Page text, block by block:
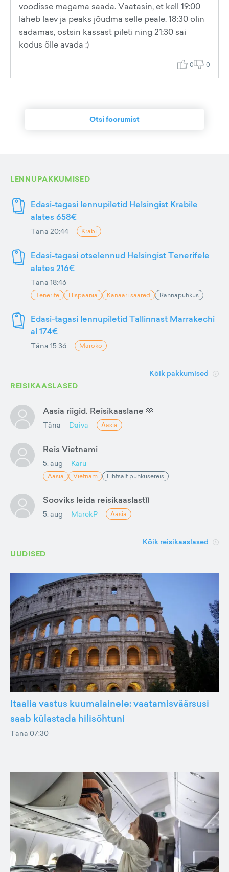
voodisse magama saada. Vaatasin, et kell 19:00
läheb laev ja peaks jõudma selle peale. 18:30 olin
sadamas, ostsin kassast pileti ning 21:30 sai
kodus õlle avada :)
0 0
Otsi foorumist
LENNUPAKKUMISED
Edasi-tagasi lennupiletid Helsingist Krabile
alates 658€
Täna 20:44 Krabi
Edasi-tagasi otselennud Helsingist Tenerifele
alates 216€
Täna 18:46
Tenerife Hispaania Kanaari saared Rannapuhkus
Edasi-tagasi lennupiletid Tallinnast Marrakechi
al 174€
Täna 15:36 Maroko
Kõik pakkumised
REISIKAASLASED
Aasia riigid. Reisikaaslane 🫶
Täna Daiva Aasia
Reis Vietnami
5. aug Karu
Aasia Vietnam Lihtsalt puhkusereis
Sooviks leida reisikaaslast))
5. aug MarekP Aasia
Kõik reisikaaslased
UUDISED
Itaalia vastus kuumalainele: vaatamisväärsusi
saab külastada hilisõhtuni
Täna 07:30